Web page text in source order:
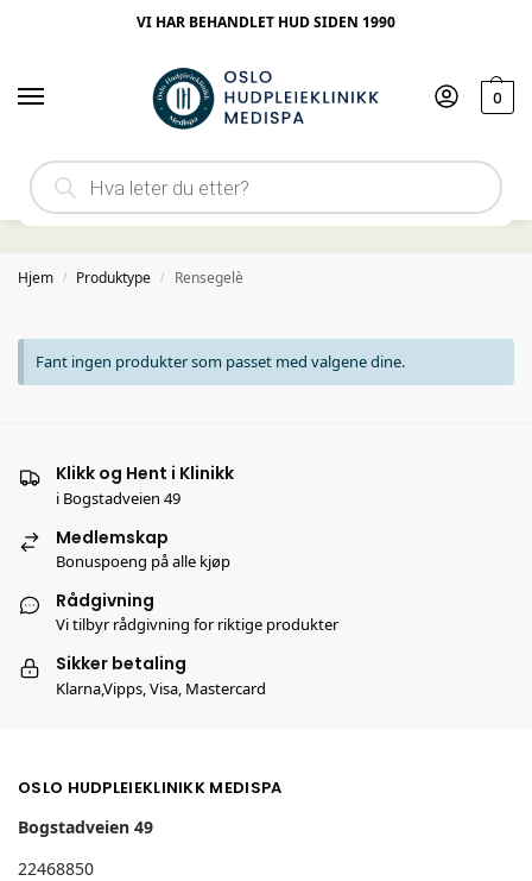
VI HAR BEHANDLET HUD SIDEN 1990
0
Rensegelè
Hjem / Produktype / Rensegelè
Fant ingen produkter som passet med valgene dine.
Klikk og Hent i Klinikk
i Bogstadveien 49
Medlemskap
Bonuspoeng på alle kjøp
Rådgivning
Vi tilbyr rådgivning for riktige produkter
Sikker betaling
Klarna,Vipps, Visa, Mastercard
OSLO HUDPLEIEKLINIKK MEDISPA
Bogstadveien 49
22468850